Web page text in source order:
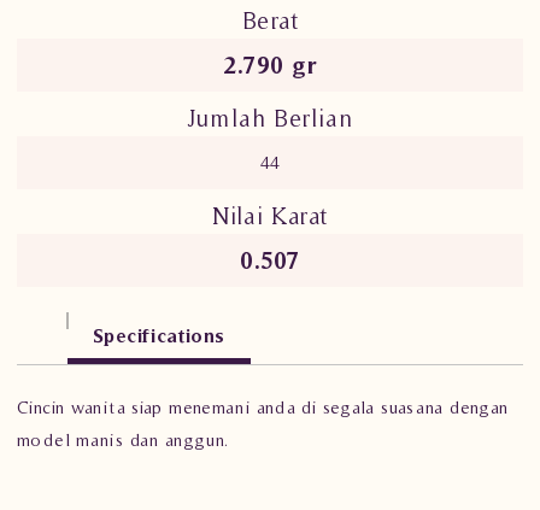
Berat
2.790 gr
Jumlah Berlian
44
Nilai Karat
0.507
Specifications
Cincin wanita siap menemani anda di segala suasana dengan
model manis dan anggun.